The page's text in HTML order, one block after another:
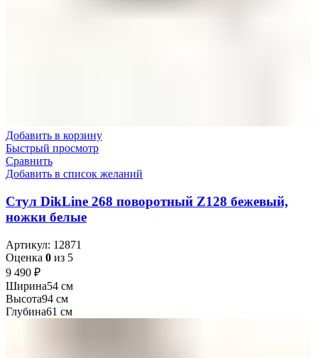
Добавить в корзину
Быстрый просмотр
Сравнить
Добавить в список желаний
Стул DikLine 268 поворотный Z128 бежевый,
ножки белые
Артикул: 12871
Оценка 0 из 5
₽
Ширина54 см
Высота94 см
Глубина61 см